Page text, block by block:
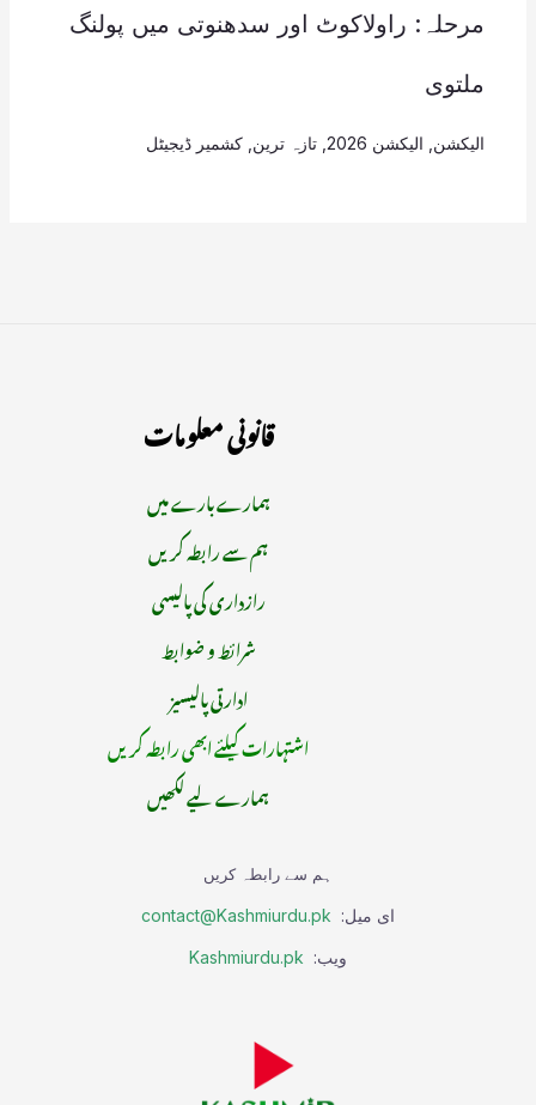
مرحلہ: راولاکوٹ اور سدھنوتی میں پولنگ
ملتوی
الیکشن الیکشن 2026 , تازہ ترین کشمیر ڈیجیٹل
قانونی معلومات
ہمارے بارے میں
ہم سے رابطہ کریں
رازداری کی پالیسی
شرائط و ضوابط
ادارتی پالیسیز
اشتہارات کیلئے ابھی رابطہ کریں
ہمارے لیے لکھیں
ہم سے رابطہ کریں
ای میل: contact@Kashmiurdu.pk
ویب: Kashmiurdu.pk